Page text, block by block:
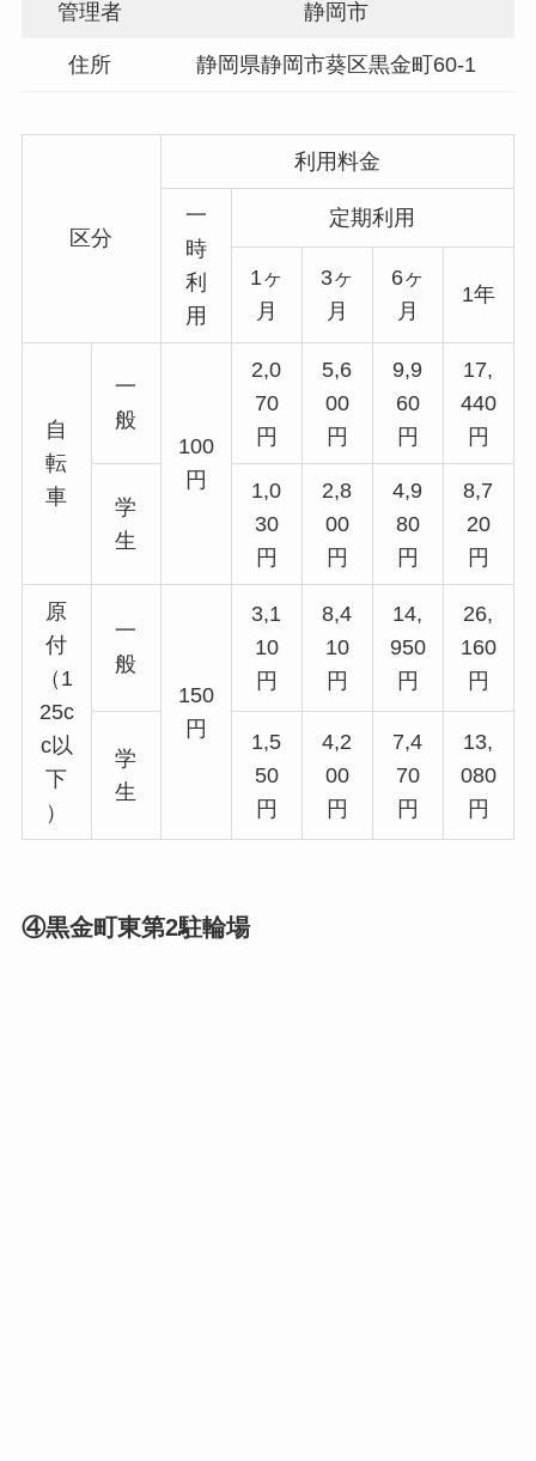
管理者 静岡市
住所 静岡県静岡市葵区黒金町60-1
区分
利用料金
一
時
利
用
定期利用
1ヶ
月
3ヶ
月
6ヶ
月
1年
自
転
車
一
般
100
円
2,0
70
円
5,6
00
円
9,9
60
円
17,
440
円
学
生
1,0
30
円
2,8
00
円
4,9
80
円
8,7
20
円
原
付
（1
25c
c以
下
）
一
般
150
円
3,1
10
円
8,4
10
円
14,
950
円
26,
160
円
学
生
1,5
50
円
4,2
00
円
7,4
70
円
13,
080
円
④黒金町東第2駐輪場